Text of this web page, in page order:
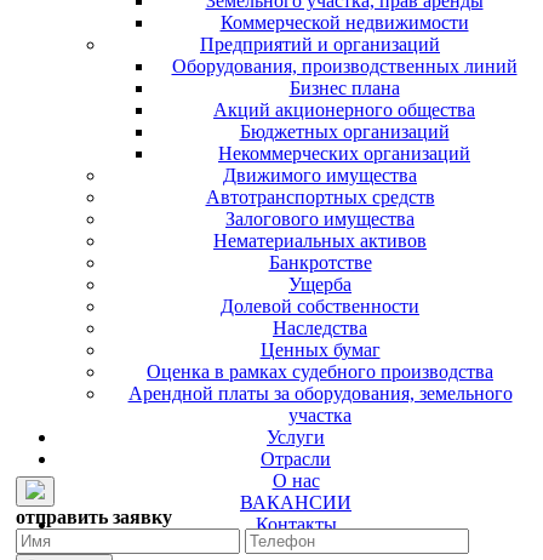
отправить заявку
Коммерческой недвижимости
Предприятий и организаций
Оборудования, производственных линий
Бизнес плана
Акций акционерного общества
Бюджетных организаций
Некоммерческих организаций
Движимого имущества
Автотранспортных средств
Залогового имущества
Нематериальных активов
Банкротстве
Ущерба
Долевой собственности
Наследства
Ценных бумаг
Оценка в рамках судебного производства
Арендной платы за оборудования, земельного
участка
Услуги
Отрасли
О нас
ВАКАНСИИ
Контакты